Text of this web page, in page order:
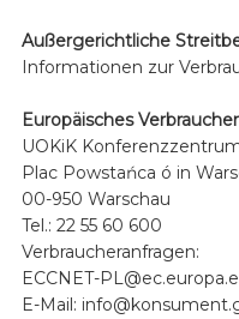
Außergerichtliche
Informationen zur
Europäisches
UOKiK
Plac Powstańca ó in
00-950 Warschau
Tel.: 22 55 60 600
Verbraucheranfragen:
ECCNET-
E-Mail: